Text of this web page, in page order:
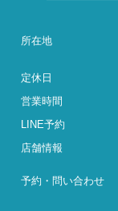
所在地
定休日
営業時間
LINE予約
店舗情報
予約・問い合わせ